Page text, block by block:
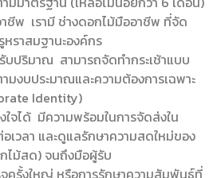
ชีพ เรามี ช่างดอกไม้มืออาชีพ ที่จัด
หราสมฐานะองค์กร
บปริมาณ สามารถจัดทำกระเช้าแบบ
งบประมาณและความต้องการเฉพาะ
Identity)
จได้ มีความพร้อมในการจัดส่งใน
เวลา และดูแลรักษาความสดใหม่ของ
ไม้สด) จนถึงมือผู้รับ
จครั้งใหญ่ หรือการรักษาความสัมพันธ์ที่